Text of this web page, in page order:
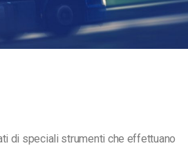
di speciali strumenti che effettuano